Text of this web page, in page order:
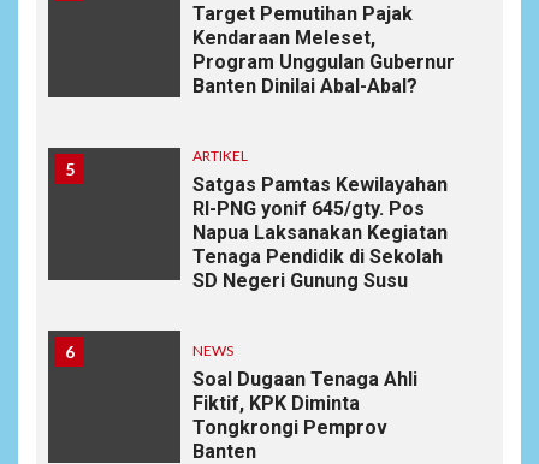
Target Pemutihan Pajak
Kendaraan Meleset,
Program Unggulan Gubernur
Banten Dinilai Abal-Abal?
5
ARTIKEL
Satgas Pamtas Kewilayahan
RI-PNG yonif 645/gty. Pos
Napua Laksanakan Kegiatan
Tenaga Pendidik di Sekolah
SD Negeri Gunung Susu
6 NEWS
Soal Dugaan Tenaga Ahli
Fiktif, KPK Diminta
Tongkrongi Pemprov
Banten